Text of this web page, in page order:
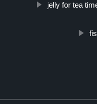
jelly for tea